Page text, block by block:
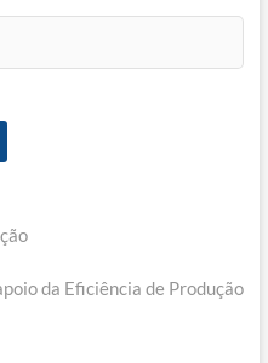
da Eficiência de Produção